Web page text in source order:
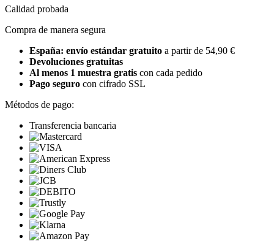
Calidad probada
Compra de manera segura
España: envío estándar gratuito a partir de 54,90 €
Devoluciones gratuitas
Al menos 1 muestra gratis con cada pedido
Pago seguro con cifrado SSL
Métodos de pago:
Transferencia bancaria